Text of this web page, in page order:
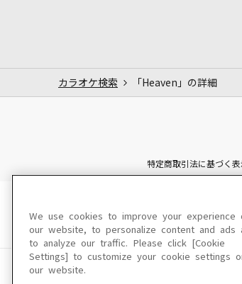
カラオケ検索 「Heaven」の詳細
特定商取引法に基づく表
このサイトに掲載され
We use cookies to improve your experience
our website, to personalize content and ads
to analyze our traffic. Please click [Cookie
Settings] to customize your cookie settings
our website.